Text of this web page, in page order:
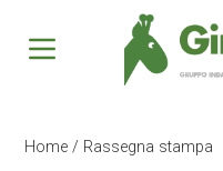
Home / Rassegna stampa